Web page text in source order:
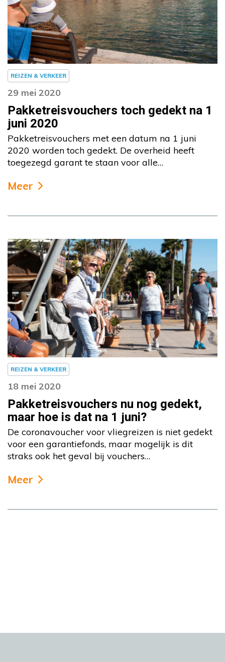
REIZEN & VERKEER
29 mei 2020
Pakketreisvouchers toch gedekt na 1
juni 2020
Pakketreisvouchers met een datum na 1 juni
2020 worden toch gedekt. De overheid heeft
toegezegd garant te staan voor alle…
Meer
REIZEN & VERKEER
18 mei 2020
Pakketreisvouchers nu nog gedekt,
maar hoe is dat na 1 juni?
De coronavoucher voor vliegreizen is niet gedekt
voor een garantiefonds, maar mogelijk is dit
straks ook het geval bij vouchers…
Meer